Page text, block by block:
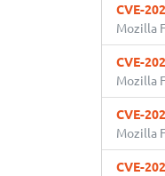
CVE-
Mozilla
CVE-
Mozilla
CVE-
Mozilla
CVE-